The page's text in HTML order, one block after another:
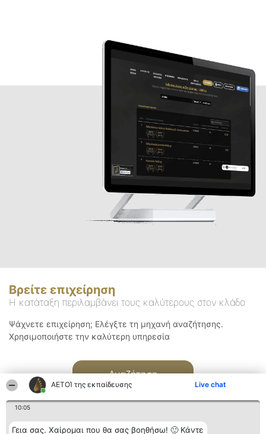
ΑΕΤΟΊ της εκπαίδευσης Live chat
10:05
Γεια σας. Χαίρομαι που θα σας βοηθήσω! 🙂 Κάντε
Βρείτε επιχείρηση
Η κατάταξη περιλαμβάνει τους καλύτερους στον κλάδο
Ψάχνετε επιχείρηση; Ελέγξτε τη μηχανή αναζήτησης.
Χρησιμοποιήστε την καλύτερη υπηρεσία
Αναζήτηση